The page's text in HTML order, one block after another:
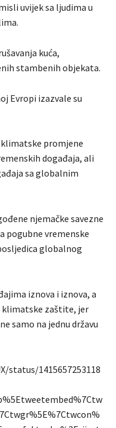
uvijek sa ljudima u
kuća,
stambenih objekata.
Evropi izazvale su
klimatske promjene
događaja, ali
sa globalnim
njemačke savezne
pogubne vremenske
globalnog
iznova i iznova, a
klimatske zaštite, jer
samo na jednu državu
status/1415657253118